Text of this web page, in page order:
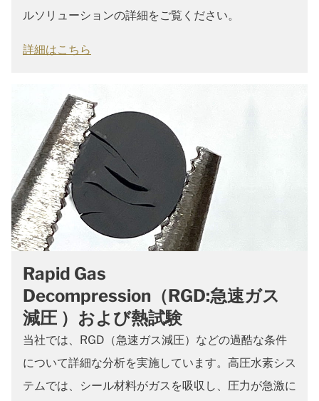
ルソリューションの詳細をご覧ください。
詳細はこちら
Rapid Gas
Decompression（RGD:急速ガス
減圧 ）および熱試験
当社では、RGD（急速ガス減圧）などの過酷な条件
について詳細な分析を実施しています。高圧水素シス
テムでは、シール材料がガスを吸収し、圧力が急激に